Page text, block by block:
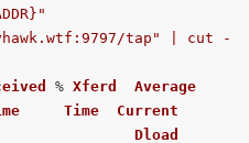
tap" | cut -
% Xferd
Average
Time
Current
Dload